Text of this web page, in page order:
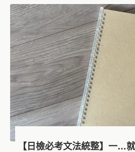
【日檢必考文法統整】一…